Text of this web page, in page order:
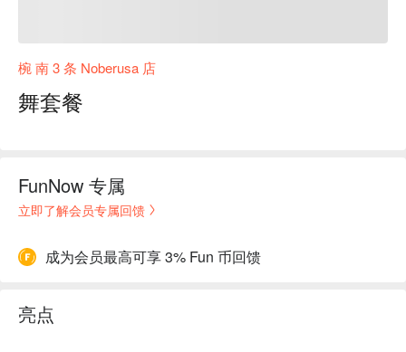
椀 南 3 条 Noberusa 店
舞套餐
FunNow 专属
立即了解会员专属回馈
成为会员最高可享 3% Fun 币回馈
亮点